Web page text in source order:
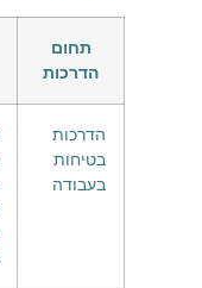
תחום
הדרכות
הדרכות
בטיחות
בעבודה